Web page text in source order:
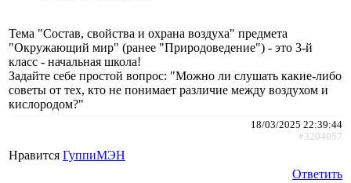
Тема "Состав, свойства и охрана воздуха" предмета
"Окружающий мир" (ранее "Природоведение") - это 3-й
класс - начальная школа!
Задайте себе простой вопрос: "Можно ли слушать какие-либо
советы от тех, кто не понимает различие между воздухом и
кислородом?"
18/03/2025 22:39:44
#3204057
Нравится ГуппиМЭН
Ответить